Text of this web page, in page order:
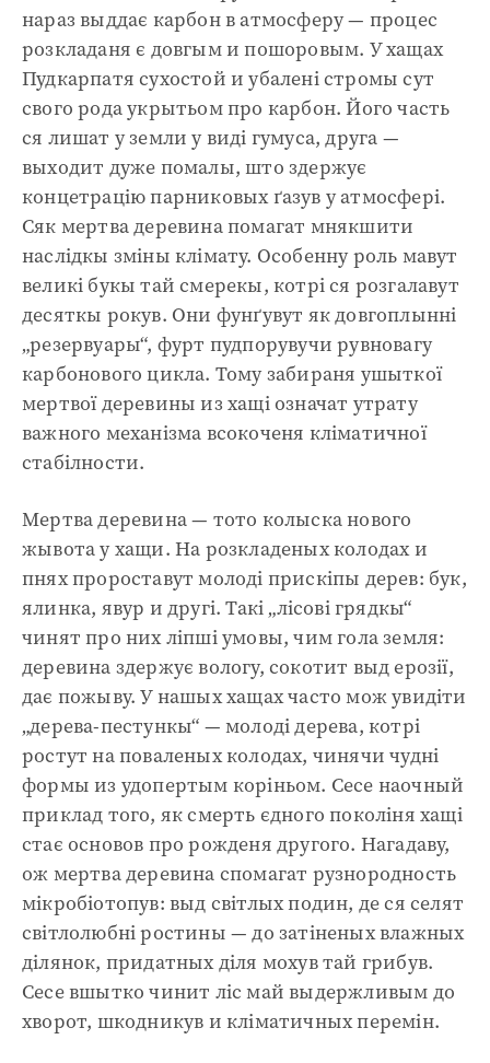
нараз выддає карбон в атмосферу — процес
розкладаня є довгым и пошоровым. У хащах
Пудкарпатя сухостой и убалені стромы сут
свого рода укрытьом про карбон. Його часть
ся лишат у земли у виді гумуса, друга —
выходит дуже помалы, што здержує
концетрацію парниковых ґазув у атмосфері.
Сяк мертва деревина помагат мнякшити
наслідкы зміны клімату. Особенну роль мавут
великі букы тай смерекы, котрі ся розгалавут
десяткы рокув. Они фунґувут як довгоплынні
„резервуары“, фурт пудпорувучи рувновагу
карбонового цикла. Тому забираня ушыткої
мертвої деревины из хащі означат утрату
важного механізма всокоченя кліматичної
стабілности.
Мертва деревина — тото колыска нового
жывота у хащи. На розкладеных колодах и
пнях пророставут молоді прискіпы дерев: бук,
ялинка, явур и другі. Такі „лісові грядкы“
чинят про них ліпші умовы, чим гола земля:
деревина здержує вологу, сокотит выд ерозії,
дає пожыву. У нашых хащах часто мож увидіти
„дерева-пестункы“ — молоді дерева, котрі
ростут на поваленых колодах, чинячи чудні
формы из удопертым коріньом. Сесе наочный
приклад того, як смерть єдного поколіня хащі
стає основов про рожденя другого. Нагадаву,
ож мертва деревина спомагат рузнородность
мікробіотопув: выд світлых подин, де ся селят
світлолюбні ростины — до затіненых влажных
ділянок, придатных діля мохув тай грибув.
Сесе вшытко чинит ліс май выдержливым до
хворот, шкодникув и кліматичных перемін.